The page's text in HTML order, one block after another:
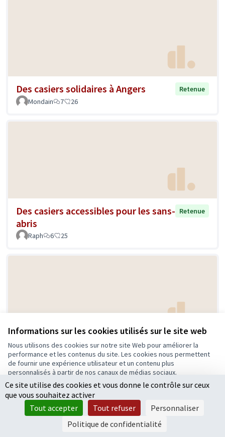
Informations sur les cookies utilisés sur le site web
Nous utilisons des cookies sur notre site Web pour améliorer la
performance et les contenus du site. Les cookies nous permettent
de fournir une expérience utilisateur et un contenu plus
personnalisés à partir de nos canaux de médias sociaux.
Tout accepter
Accepter seulement les cookies essentiels
Paramètres
Des casiers solidaires à Angers
Retenue
Mondain
7 26
Des casiers accessibles pour les sans-
abris
Retenue
Raph 6 25
Creer des espaces pour les chiens
Retenue
DUSEAUX
1 8
Ce site utilise des cookies et vous donne le contrôle sur ceux
que vous souhaitez activer
Tout accepter
Tout refuser
Personnaliser
Politique de confidentialité